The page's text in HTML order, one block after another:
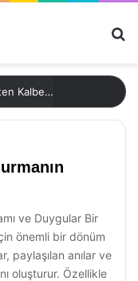
Uzun Gönül Alma Mesajları: Kalpten Kalbe Dokunan İfadeler
ve Duygular Bir
önemli bir dönüm
paylaşılan anılar ve
oluşturur. Özellikle